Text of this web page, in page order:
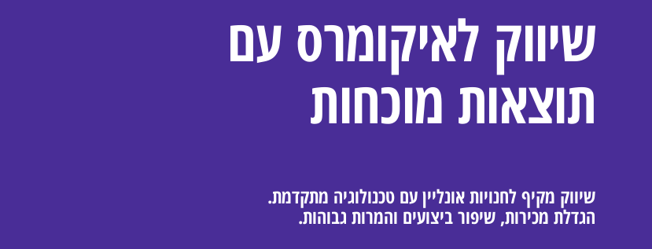
שיווק לאיקומרס עם
תוצאות מוכחות
שיווק מקיף לחנויות אונליין עם טכנולוגיה מתקדמת.
הגדלת מכירות, שיפור ביצועים והמרות גבוהות.